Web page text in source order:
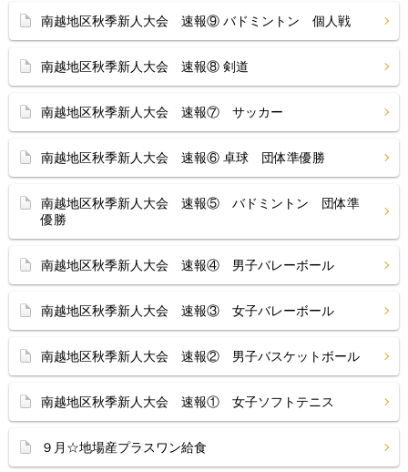
南越地区秋季新人大会 速報⑨ バドミントン 個人戦
南越地区秋季新人大会 速報⑧ 剣道
南越地区秋季新人大会 速報⑦ サッカー
南越地区秋季新人大会 速報⑥ 卓球 団体準優勝
南越地区秋季新人大会 速報⑤ バドミントン 団体準
優勝
南越地区秋季新人大会 速報④ 男子バレーボール
南越地区秋季新人大会 速報③ 女子バレーボール
南越地区秋季新人大会 速報② 男子バスケットボール
南越地区秋季新人大会 速報① 女子ソフトテニス
９月☆地場産プラスワン給食